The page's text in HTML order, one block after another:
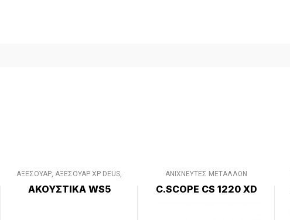
ΑΞΕΣΟΥΑΡ ΑΞΕΣΟΥΑΡ XP DEUS
ΑΚΟΥΣΤΙΚΑ WS5
ΑΝΙΧΝΕΥΤΕΣ ΜΕΤΑΛΛΩΝ
C.SCOPE CS 1220 XD